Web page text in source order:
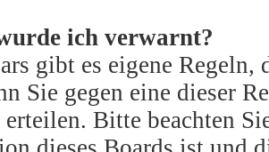
ich verwarnt?
gibt es eigene
Sie gegen eine dieser
Bitte beachten